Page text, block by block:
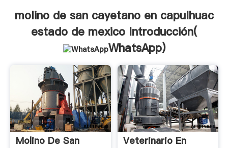
molino de san cayetano en capulhuac
estado de mexico Introducción(
WhatsApp)
Molino De San
Veterinario En